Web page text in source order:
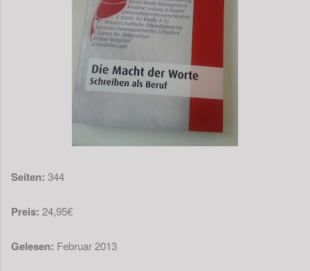
Seiten: 344
Preis: 24,95€
Gelesen: Februar 2013